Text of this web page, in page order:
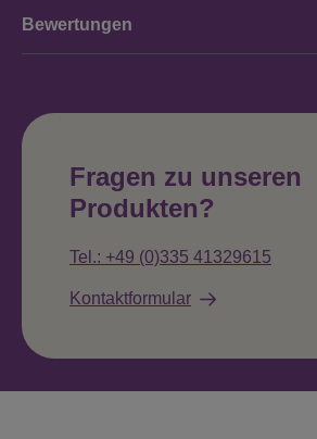
Bewertungen
Fragen zu unseren
Produkten?
Tel.: +49 (0)335 41329615
Kontaktformular